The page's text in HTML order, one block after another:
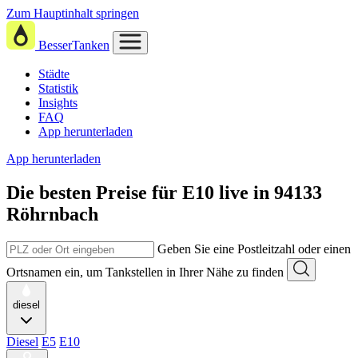
Zum Hauptinhalt springen
BesserTanken
Städte
Statistik
Insights
FAQ
App herunterladen
App herunterladen
Die besten Preise für E10 live in 94133
Röhrnbach
Geben Sie eine Postleitzahl oder einen
Ortsnamen ein, um Tankstellen in Ihrer Nähe zu finden
diesel
Diesel E5 E10